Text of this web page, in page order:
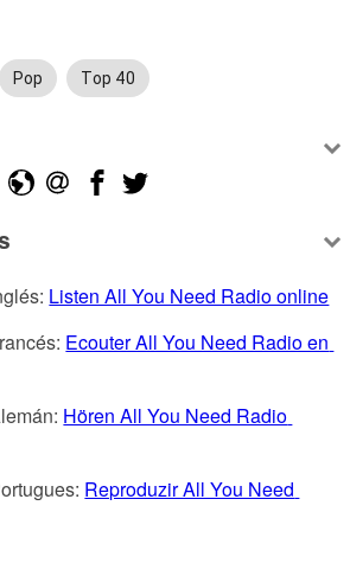
Pop Top 40
Listen All You Need Radio online
Ecouter All You Need Radio en
Hören All You Need Radio
Reproduzir All You Need